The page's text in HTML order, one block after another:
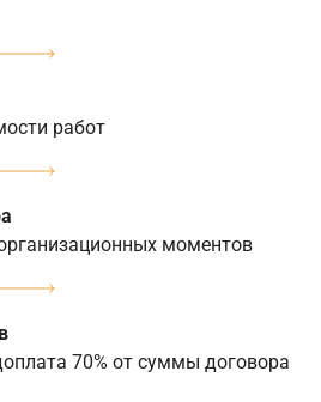
работ
моментов
70% от суммы договора